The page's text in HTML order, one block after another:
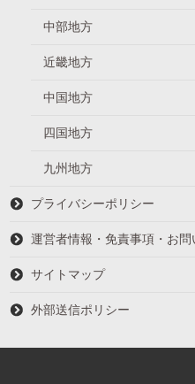
中部地方
近畿地方
中国地方
四国地方
九州地方
プライバシーポリシー
運営者情報・免責事項・お問
サイトマップ
外部送信ポリシー